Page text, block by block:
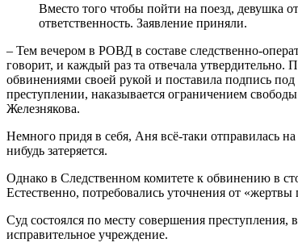
Вместо того чтобы пойти на поезд, девушка
ответственность. Заявление приняли.
– Тем вечером в РОВД в составе следственно-
говорит, и каждый раз та отвечала
обвинениями своей рукой и поставила подпись
преступлении, наказывается ограничением
Железнякова.
Немного придя в себя, Аня всё-таки отправилась
нибудь затеряется.
Однако в Следственном комитете к обвинению в
Естественно, потребовались уточнения от
Суд состоялся по месту совершения
исправительное учреждение.